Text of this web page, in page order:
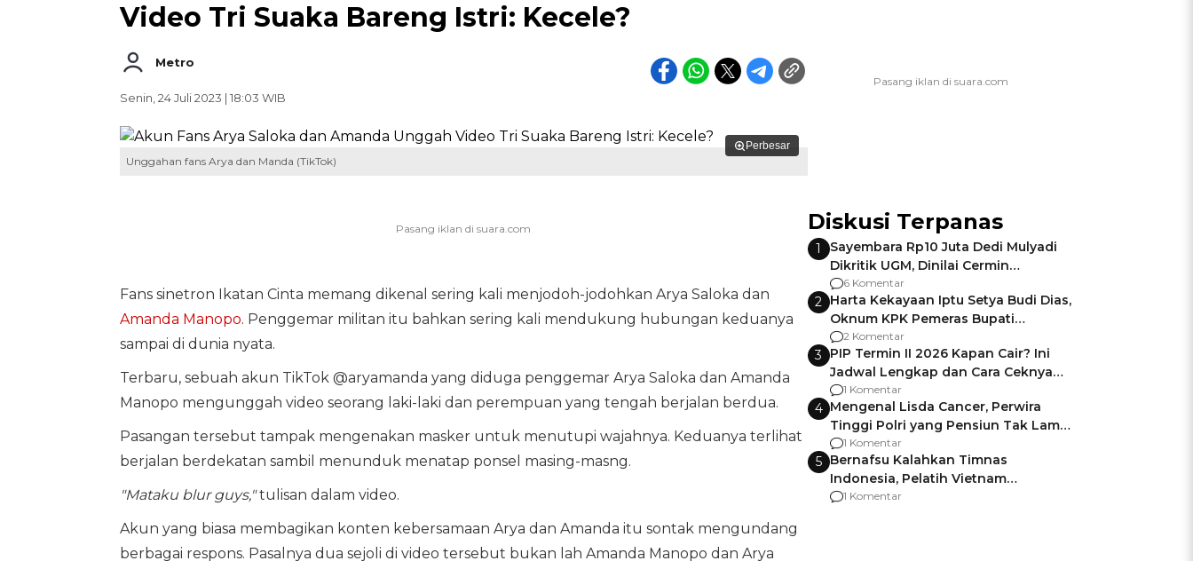
Video Tri Suaka Bareng Istri: Kecele?
Metro
Senin, 24 Juli 2023 | 18:03 WIB
Perbesar
Unggahan fans Arya dan Manda (TikTok)
Fans sinetron Ikatan Cinta memang dikenal sering kali menjodoh-jodohkan Arya Saloka dan
Amanda Manopo. Penggemar militan itu bahkan sering kali mendukung hubungan keduanya
sampai di dunia nyata.
Terbaru, sebuah akun TikTok @aryamanda yang diduga penggemar Arya Saloka dan Amanda
Manopo mengunggah video seorang laki-laki dan perempuan yang tengah berjalan berdua.
Pasangan tersebut tampak mengenakan masker untuk menutupi wajahnya. Keduanya terlihat
berjalan berdekatan sambil menunduk menatap ponsel masing-masng.
"Mataku blur guys,"tulisan dalam video.
Akun yang biasa membagikan konten kebersamaan Arya dan Amanda itu sontak mengundang
berbagai respons. Pasalnya dua sejoli di video tersebut bukan lah Amanda Manopo dan Arya
Diskusi Terpanas
1
Sayembara Rp10 Juta Dedi Mulyadi
Dikritik UGM, Dinilai Cermin
Gagalnya Negara Jamin Keamanan
6 Komentar
2 Harta Kekayaan Iptu Setya Budi Dias,
Oknum KPK Pemeras Bupati
Pemalang
2 Komentar
3 PIP Termin II 2026 Kapan Cair? Ini
Jadwal Lengkap dan Cara Ceknya
agar Dana Tidak Hangus!
1 Komentar
4 Mengenal Lisda Cancer, Perwira
Tinggi Polri yang Pensiun Tak Lama
Usai Jadi Brigjen
1 Komentar
5 Bernafsu Kalahkan Timnas
Indonesia, Pelatih Vietnam
Berencana Pakai Jimat di Pakansari
1 Komentar